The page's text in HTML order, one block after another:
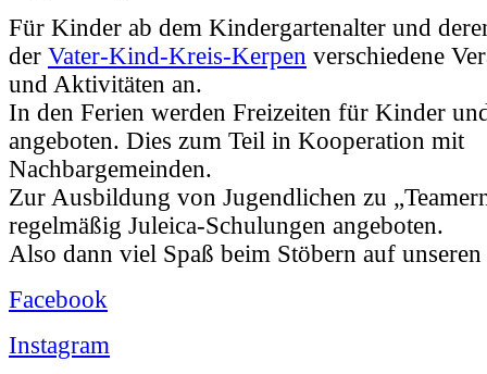
Für Kinder ab dem Kindergartenalter und
der Vater-Kind-Kreis-Kerpen verschiedene
und Aktivitäten an.
In den Ferien werden Freizeiten für Kinder
angeboten. Dies zum Teil in Kooperation mit
Nachbargemeinden.
Zur Ausbildung von Jugendlichen zu
regelmäßig Juleica-Schulungen angeboten.
Also dann viel Spaß beim Stöbern auf unseren
Facebook
Instagram